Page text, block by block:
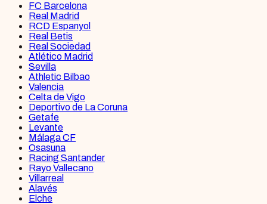
FC Barcelona
Real Madrid
RCD Espanyol
Real Betis
Real Sociedad
Atlético Madrid
Sevilla
Athletic Bilbao
Valencia
Celta de Vigo
Deportivo de La Coruna
Getafe
Levante
Málaga CF
Osasuna
Racing Santander
Rayo Vallecano
Villarreal
Alavés
Elche